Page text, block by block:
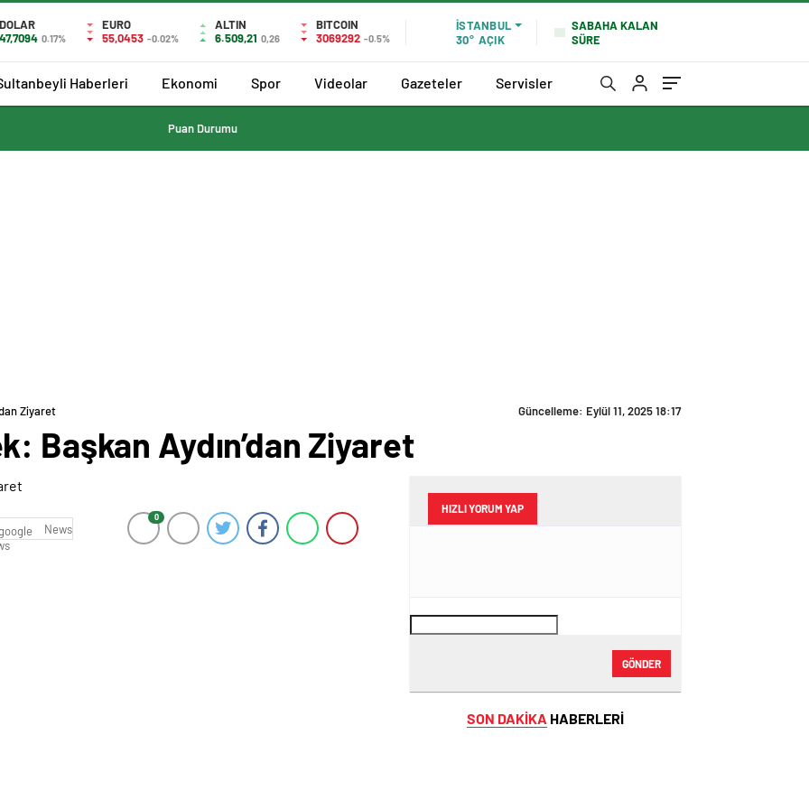
DOLAR
47,7094 0.17%
EURO
55,0453 -0.02%
ALTIN
6.509,21 0,26
BITCOIN
3069292 -0.5%
İSTANBUL
30° AÇIK
SABAHA KALAN
SÜRE
Haberleri Ekonomi Spor Videolar Gazeteler Servisler
Puan Durumu
Ziyaret Güncelleme: Eylül 11, 2025 18:17
Başkan Aydın’dan Ziyaret
News
0
HIZLI YORUM YAP
GÖNDER
SON DAKİKA HABERLERİ